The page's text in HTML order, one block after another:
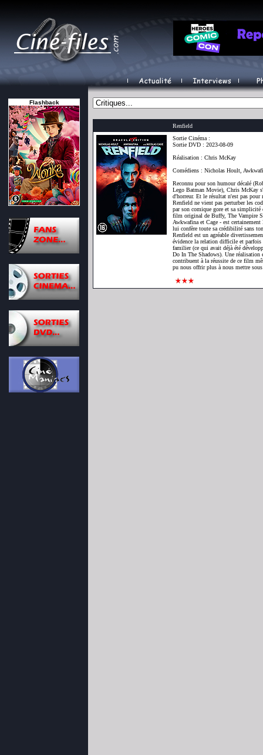
Flashback
Renfield
Sortie Cinéma :
Sortie DVD : 2023-08-09
Réalisation : Chris McKay
Comédiens : Nicholas Hoult,
Reconnu pour son humour décalé
Lego Batman Movie), Chris McKay
d'horreur. Et le résultat n'est pas pour
Renfield ne vient pas perturber les
par son comique gore et sa simplicité
film original de Buffy, The Vampire
Awkwafina et Cage - est
lui confère toute sa crédibilité sans
Renfield est un agréable
évidence la relation difficile et parfois
familier (ce qui avait déjà été
Do In The Shadows). Une réalisation
contribuent à la réussite de ce film
pu nous offrir plus à nous mettre